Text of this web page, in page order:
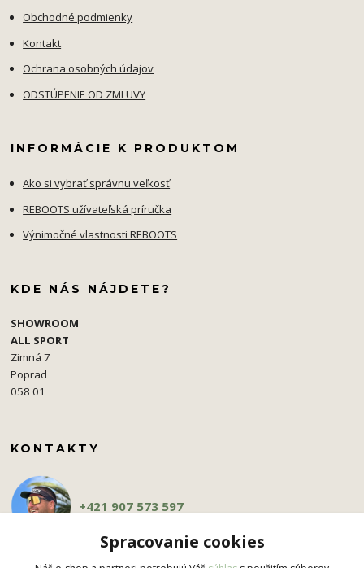
Obchodné podmienky
Kontakt
Ochrana osobných údajov
ODSTÚPENIE OD ZMLUVY
INFORMÁCIE K PRODUKTOM
Ako si vybrať správnu veľkosť
REBOOTS užívateľská príručka
Výnimočné vlastnosti REBOOTS
KDE NÁS NÁJDETE?
SHOWROOM
ALL SPORT
Zimná 7
Poprad
058 01
KONTAKTY
+421 907 573 597
pavel.simko@gmail.com
Spracovanie cookies